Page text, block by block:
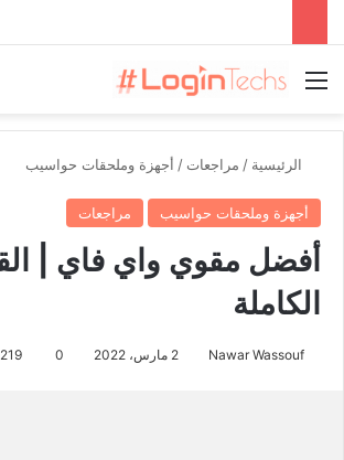
القائمة
الرئيسية / مراجعات / أجهزة وملحقات حواسيب
أجهزة وملحقات حواسيب مراجعات
أفضل مقوي واي فاي |
الكاملة
Nawar Wassouf 2 مارس، 2022 0
219